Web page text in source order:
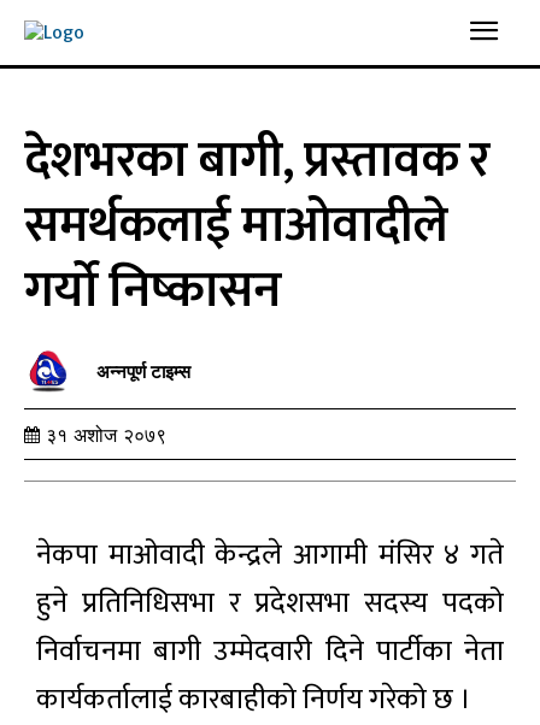
देशभरका बागी, प्रस्तावक र
समर्थकलाई माओवादीले
गर्यो निष्कासन
अन्नपूर्ण टाइम्स
३१ अशोज २०७९
नेकपा माओवादी केन्द्रले आगामी मंसिर ४ गते
हुने प्रतिनिधिसभा र प्रदेशसभा सदस्य पदको
निर्वाचनमा बागी उम्मेदवारी दिने पार्टीका नेता
कार्यकर्तालाई कारबाहीको निर्णय गरेको छ ।